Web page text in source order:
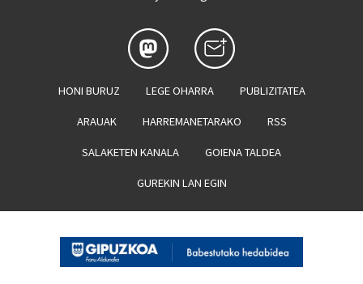
HONI BURUZ LEGE OHARRA PUBLIZITATEA
ARAUAK HARREMANETARAKO RSS
SALAKETEN KANALA GOIENA TALDEA
GUREKIN LAN EGIN